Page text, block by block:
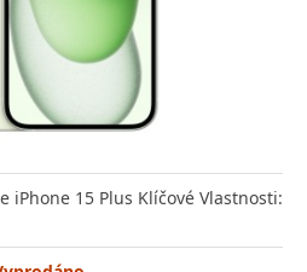
iPhone 15 Plus Klíčové Vlastnosti: